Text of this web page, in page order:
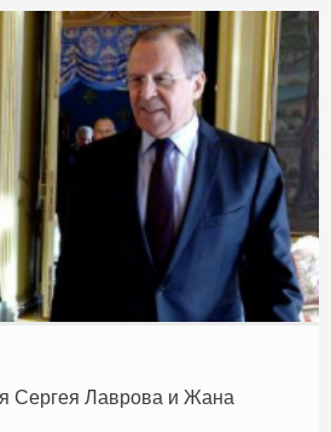
Сергея Лаврова и Жана